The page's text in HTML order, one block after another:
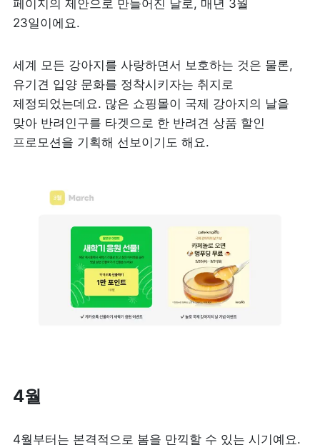
페이지의 제안으로 만들어진 날로, 매년 3월
23일이에요.
세계 모든 강아지를 사랑하면서 보호하는 것은 물론,
유기견 입양 문화를 정착시키자는 취지로
제정되었는데요. 많은 쇼핑몰이 국제 강아지의 날을
맞아 반려인구를 타겟으로 한 반려견 상품 할인
프로모션을 기획해 선보이기도 해요.
4월
4월부터는 본격적으로 봄을 만끽할 수 있는 시기예요.